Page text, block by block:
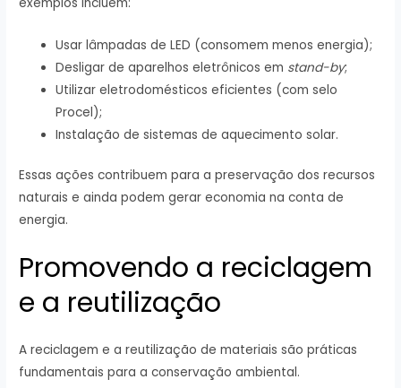
Usar lâmpadas de LED (consomem menos energia);
Desligar de aparelhos eletrônicos em stand-by;
Utilizar eletrodomésticos eficientes (com selo
Procel);
Instalação de sistemas de aquecimento solar.
Essas ações contribuem para a preservação dos recursos
naturais e ainda podem gerar economia na conta de
energia.
Promovendo a reciclagem
e a reutilização
A reciclagem e a reutilização de materiais são práticas
fundamentais para a conservação ambiental.